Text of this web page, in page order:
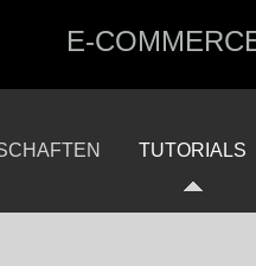
E-
TUTORIALS